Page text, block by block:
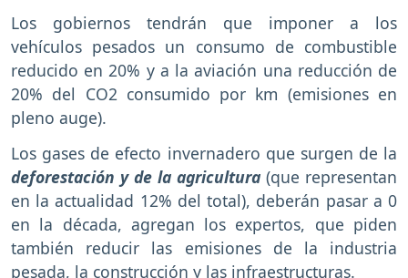
Los gobiernos tendrán que imponer a los
vehículos pesados un consumo de combustible
reducido en 20% y a la aviación una reducción de
20% del CO2 consumido por km (emisiones en
pleno auge).
Los gases de efecto invernadero que surgen de la
deforestación y de la agricultura (que representan
en la actualidad 12% del total), deberán pasar a 0
en la década, agregan los expertos, que piden
también reducir las emisiones de la industria
pesada, la construcción y las infraestructuras.